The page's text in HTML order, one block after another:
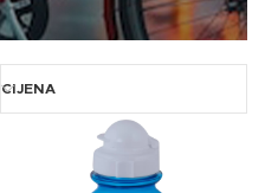
CIJENA